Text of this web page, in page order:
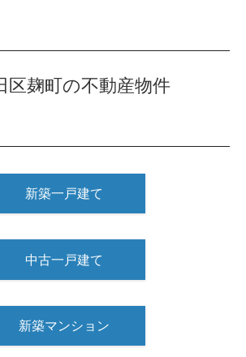
区麹町の不動産物件
新築一戸建て
中古一戸建て
新築マンション